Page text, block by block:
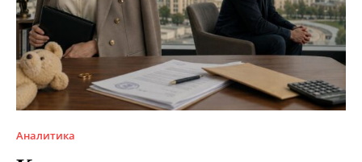
Аналитика